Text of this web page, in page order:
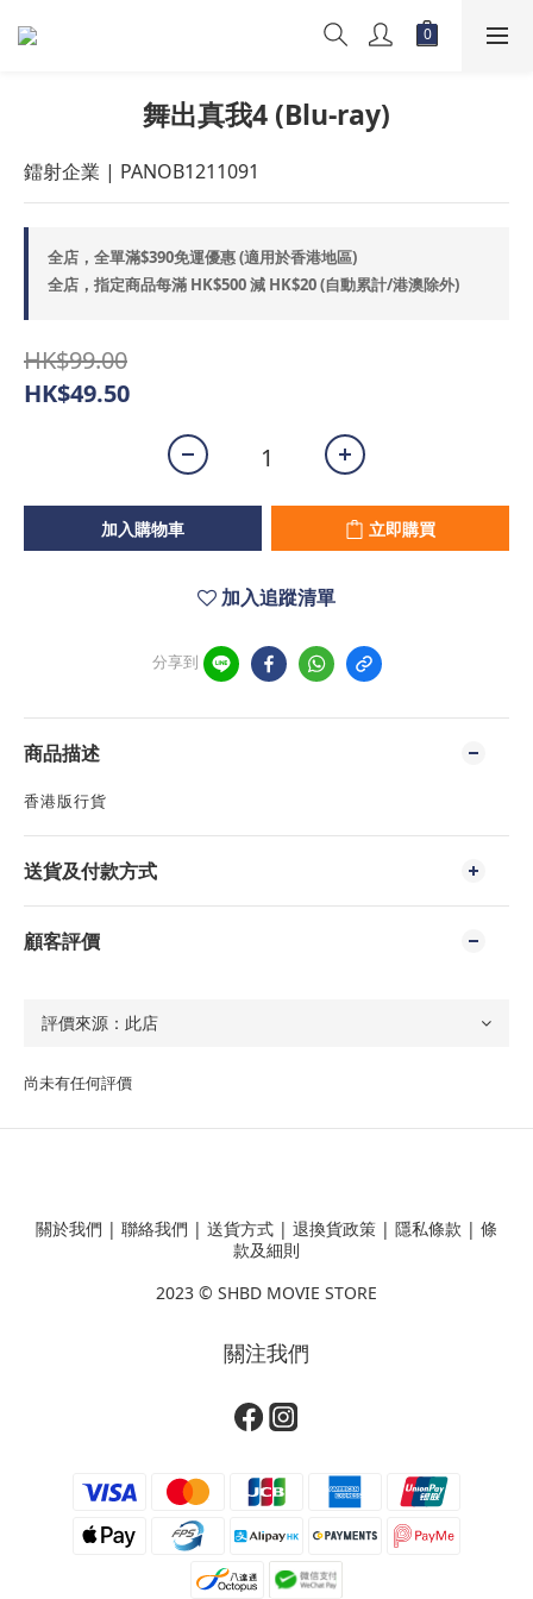
舞出真我4 (Blu-ray)
鐳射企業 | PANOB1211091
全店，全單滿$390免運優惠 (適用於香港地區)
全店，指定商品每滿 HK$500 減 HK$20 (自動累計/港澳除外)
HK$99.00
HK$49.50
加入購物車 立即購買
加入追蹤清單
分享到
商品描述
香港版行貨
送貨及付款方式
顧客評價
尚未有任何評價
關於我們 | 聯絡我們 | 送貨方式 | 退換貨政策 | 隱私條款 | 條
款及細則
2023 © SHBD MOVIE STORE
關注我們